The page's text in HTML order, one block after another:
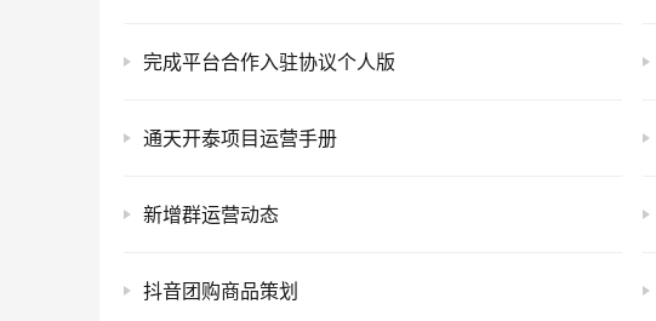
完成平台合作入驻协议个人版
通天开泰项目运营手册
新增群运营动态
抖音团购商品策划